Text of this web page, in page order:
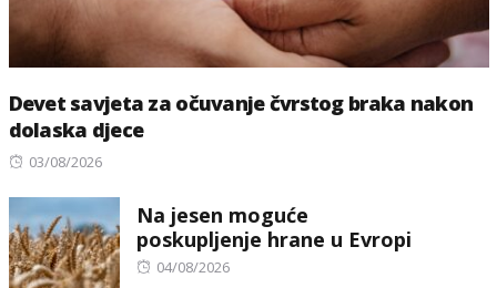
Devet savjeta za očuvanje čvrstog braka nakon
dolaska djece
Posted
03/08/2026
Na jesen moguće
poskupljenje hrane u Evropi
Posted
04/08/2026